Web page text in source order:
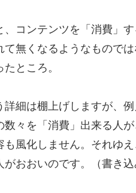
コンテンツを「消費」
無くなるようなもので
ところ。
細は棚上げしますが、例
数々を「消費」出来る人
風化しません。それゆ
おおいのです。（書き